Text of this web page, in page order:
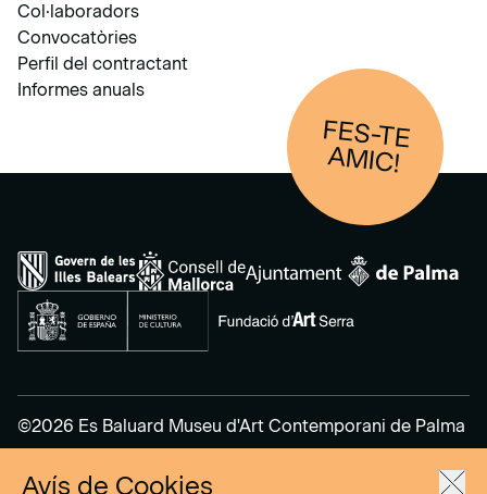
Col·laboradors
Convocatòries
Perfil del contractant
Informes anuals
FES-TE
AM
IC!
©2026 Es Baluard Museu d'Art Contemporani de Palma
Avís de Cookies